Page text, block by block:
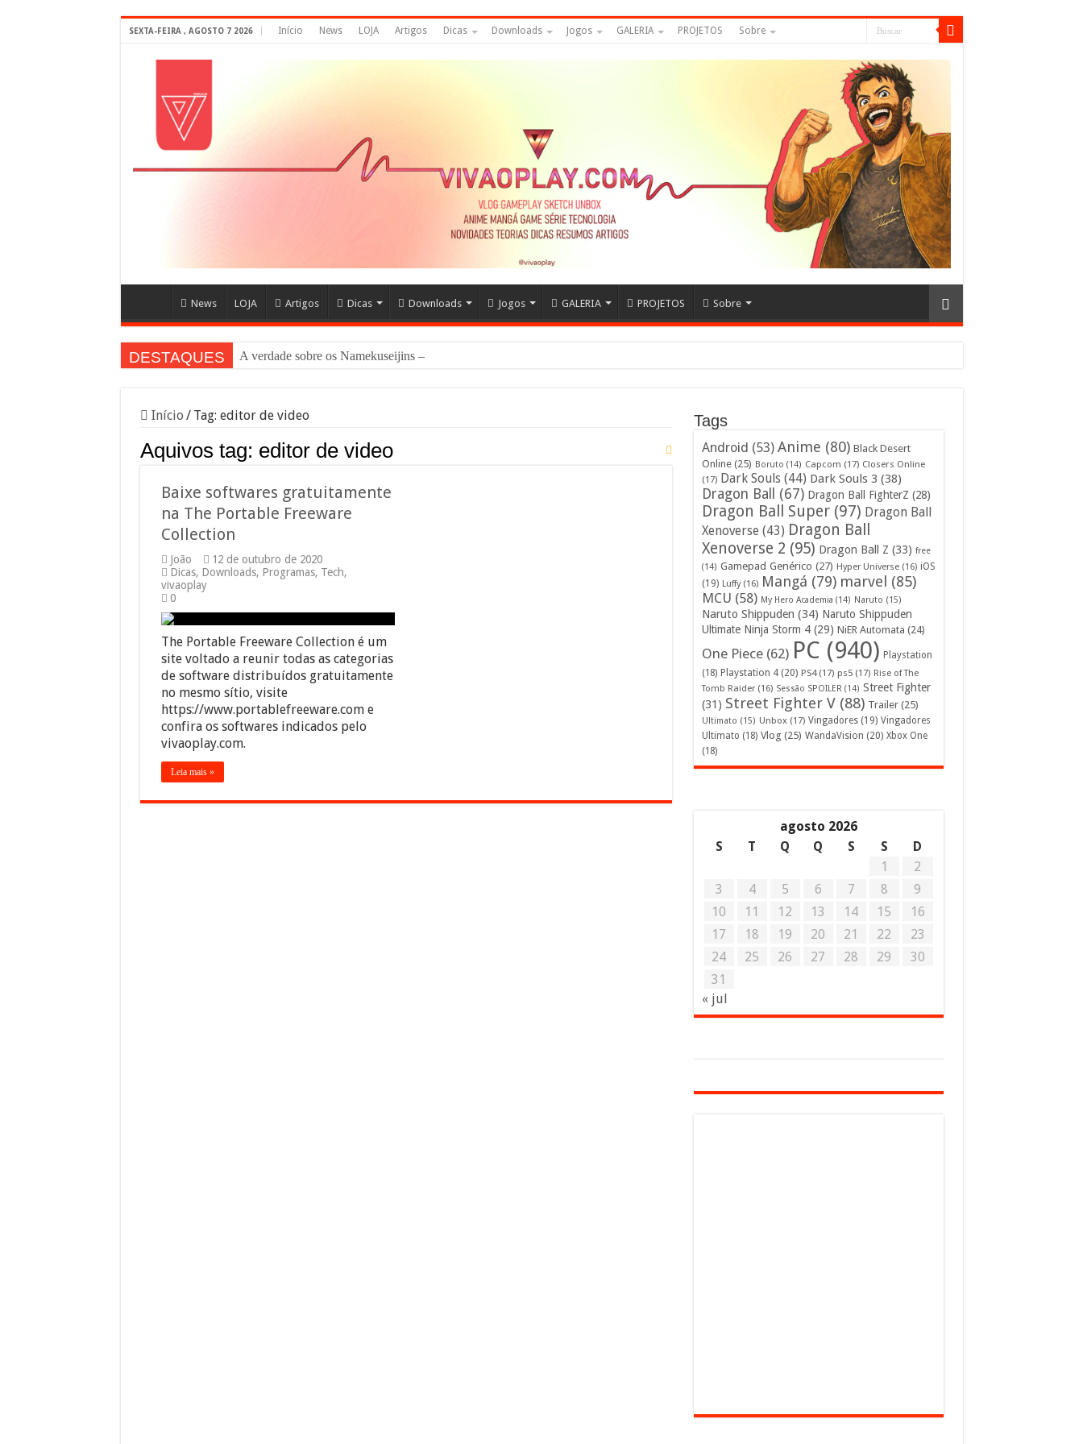
SEXTA-FEIRA , AGOSTO 7 2026 Início News LOJA Artigos Dicas Downloads Jogos GALERIA PROJETOS Sobre
News LOJA Artigos Dicas Downloads Jogos GALERIA PROJETOS Sobre
DESTAQUES A verdade sobre os Namekuseijins – DRAGON BALL #
Início / Tag: editor de video
Aquivos tag: editor de video
Baixe softwares gratuitamente
na The Portable Freeware
Collection
João
12 de outubro de 2020
Dicas, Downloads, Programas, Tech,
vivaoplay
0
The Portable Freeware Collection é um
site voltado a reunir todas as categorias
de software distribuídos gratuitamente
no mesmo sítio, visite
https://www.portablefreeware.com e
confira os softwares indicados pelo
vivaoplay.com.
Leia mais »
Tags
Android (53) Anime (80) Black Desert
Online(25) Boruto (14) Capcom (17) Closers Online
(17) Dark Souls(44) Dark Souls 3 (38)
Dragon Ball (67) Dragon Ball FighterZ (28)
Dragon Ball Super(97) Dragon Ball
Xenoverse (43) Dragon Ball
Xenoverse 2 (95) Dragon Ball Z (33) free
(14) Gamepad Genérico (27) Hyper Universe(16) iOS
(19) Luffy(16) Mangá (79) marvel (85)
MCU (58) My Hero Academia (14) Naruto (15)
Naruto Shippuden (34) Naruto Shippuden
Ultimate Ninja Storm 4(29) NiER Automata (24)
One Piece(62) PC (940) Playstation
(18) Playstation 4(20) PS4(17) ps5(17) Rise of The
Tomb Raider(16) Sessão SPOILER(14) Street Fighter
(31) Street Fighter V(88) Trailer(25)
Ultimato (15) Unbox(17) Vingadores(19) Vingadores
Ultimato (18) Vlog (25) WandaVision (20) Xbox One
(18)
agosto 2026
S
T Q Q S S
D
1
2
3
4 5 6 7 8
9
10
11 12 13 14 15
16
17
18 19 20 21 22
23
24
25 26 27 28 29
30
31
« jul